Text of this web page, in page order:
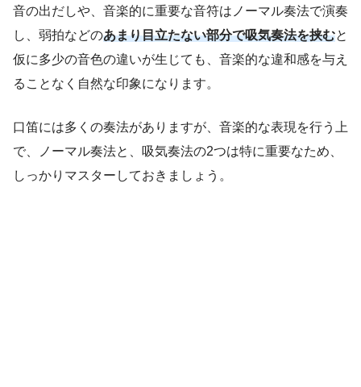
音の出だしや、音楽的に重要な音符はノーマル奏法で演奏
し、弱拍などのあまり目立たない部分で吸気奏法を挟むと
仮に多少の音色の違いが生じても、音楽的な違和感を与え
ることなく自然な印象になります。
口笛には多くの奏法がありますが、音楽的な表現を行う上
で、ノーマル奏法と、吸気奏法の2つは特に重要なため、
しっかりマスターしておきましょう。